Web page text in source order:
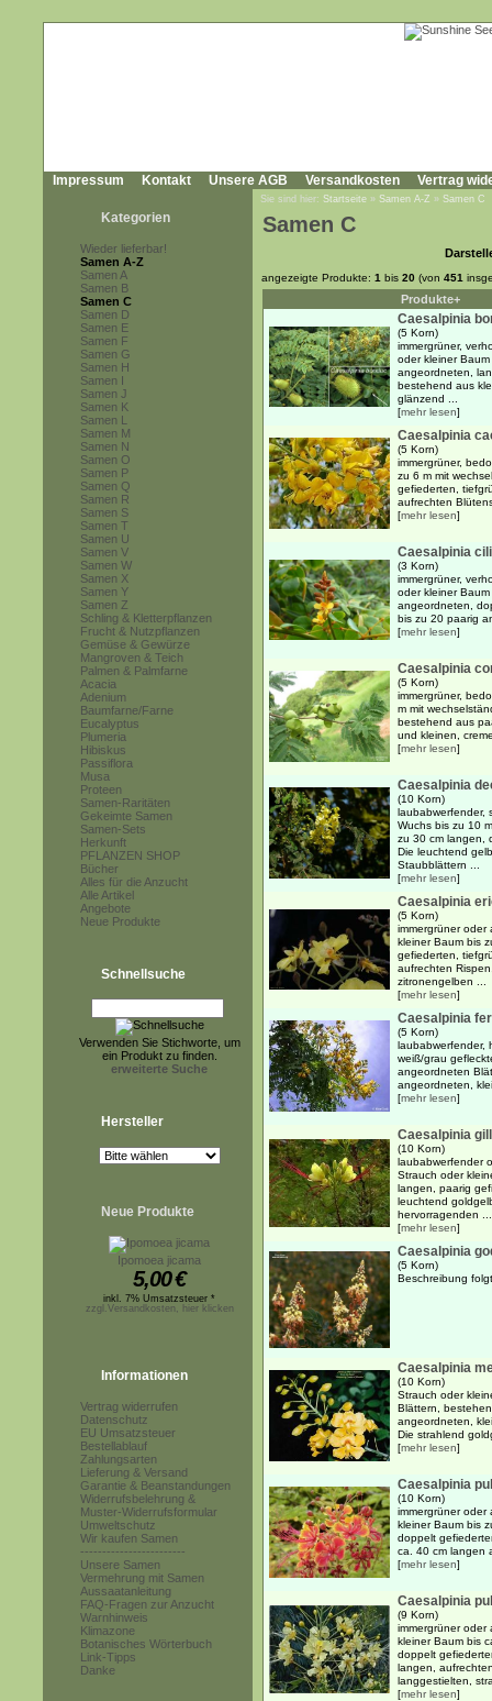
Impressum Kontakt Unsere AGB Versandkosten Vertrag
Kategorien
Wieder lieferbar!
Samen A-Z
Samen A
Samen B
Samen C
Samen D
Samen E
Samen F
Samen G
Samen H
Samen I
Samen J
Samen K
Samen L
Samen M
Samen N
Samen O
Samen P
Samen Q
Samen R
Samen S
Samen T
Samen U
Samen V
Samen W
Samen X
Samen Y
Samen Z
Schling & Kletterpflanzen
Frucht & Nutzpflanzen
Gemüse & Gewürze
Mangroven & Teich
Palmen & Palmfarne
Acacia
Adenium
Baumfarne/Farne
Eucalyptus
Plumeria
Hibiskus
Passiflora
Musa
Proteen
Samen-Raritäten
Gekeimte Samen
Samen-Sets
Herkunft
PFLANZEN SHOP
Bücher
Alles für die Anzucht
Alle Artikel
Angebote
Neue Produkte
Schnellsuche
Verwenden Sie Stichworte, um
ein Produkt zu finden.
erweiterte Suche
Hersteller
Neue Produkte
Ipomoea jicama
5,00€
inkl. 7% Umsatzsteuer *
zzgl.Versandkosten, hier klicken
Informationen
Vertrag widerrufen
Datenschutz
EU Umsatzsteuer
Bestellablauf
Zahlungsarten
Lieferung & Versand
Garantie & Beanstandungen
Widerrufsbelehrung &
Muster-Widerrufsformular
Umweltschutz
Wir kaufen Samen
------------------------
Unsere Samen
Vermehrung mit Samen
Aussaatanleitung
FAQ-Fragen zur Anzucht
Warnhinweis
Klimazone
Botanisches Wörterbuch
Link-Tipps
Danke
Sie sind hier: Startseite » Samen A-Z » Samen C
Samen C
angezeigte Produkte: 1 bis 20 (von 451
Produkte+
Caesalpinia
(5 Korn)
immergrüner,
oder kleiner
angeordneten,
bestehend aus
glänzend ...
[mehr lesen]
Caesalpinia
(5 Korn)
immergrüner,
zu 6 m mit
gefiederten,
aufrechten
[mehr lesen]
Caesalpinia
(3 Korn)
immergrüner,
oder kleiner
angeordneten,
bis zu 20 paarig
[mehr lesen]
Caesalpinia
(5 Korn)
immergrüner,
m mit
bestehend aus
und kleinen,
[mehr lesen]
Caesalpinia
(10 Korn)
laubabwerfender,
Wuchs bis zu 10
zu 30 cm langen,
Die leuchtend
Staubblättern ...
[mehr lesen]
Caesalpinia
(5 Korn)
immergrüner oder
kleiner Baum bis
gefiederten,
aufrechten
zitronengelben ...
[mehr lesen]
Caesalpinia
(5 Korn)
laubabwerfender,
weiß/grau
angeordneten
angeordneten,
[mehr lesen]
Caesalpinia
(10 Korn)
laubabwerfender
Strauch oder
langen, paarig
leuchtend
hervorragenden ...
[mehr lesen]
Caesalpinia
(5 Korn)
Beschreibung
Caesalpinia
(10 Korn)
Strauch oder
Blättern,
angeordneten,
Die strahlend
[mehr lesen]
Caesalpinia
(10 Korn)
immergrüner oder
kleiner Baum bis
doppelt
ca. 40 cm langen
[mehr lesen]
Caesalpinia
(9 Korn)
immergrüner oder
kleiner Baum bis
doppelt
langen,
langgestielten,
[mehr lesen]